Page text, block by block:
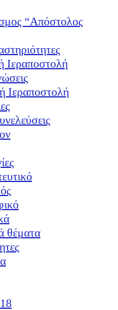
“Απόστολος
Ιεραποστολή
Ιεραποστολή
θέματα